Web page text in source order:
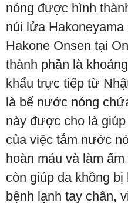
nóng được hình
núi lửa Hakoneyama
Hakone Onsen tại
thành phần là
khẩu trực tiếp từ
là bể nước nóng
này được cho là
của việc tắm nước
hoàn máu và làm
còn giúp da không
bệnh lạnh tay chân,